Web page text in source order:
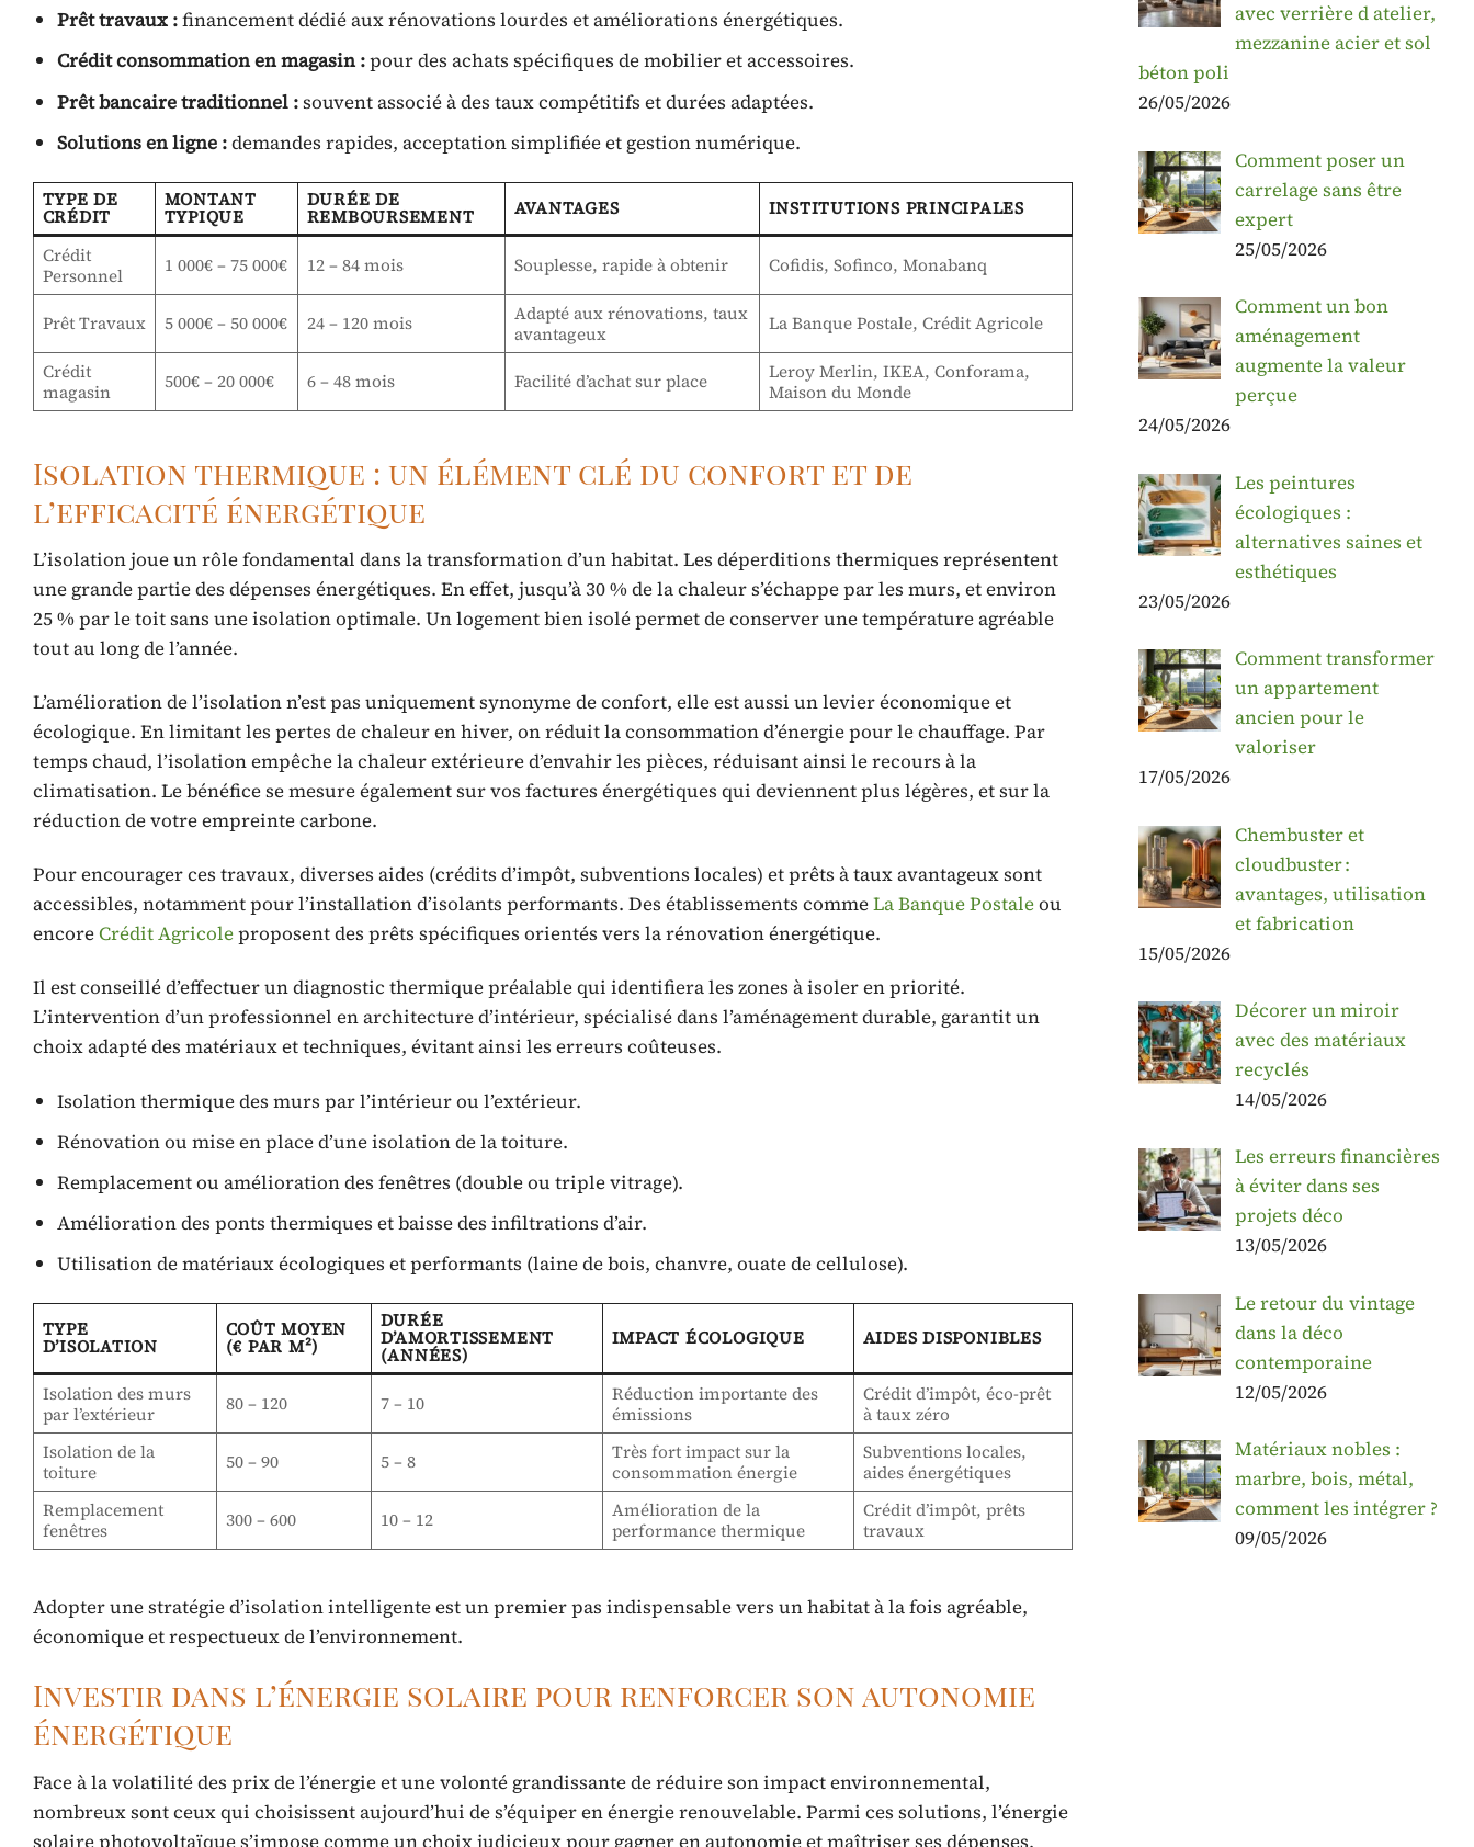
Prêt travaux :financement dédié aux rénovations lourdes et améliorations énergétiques.
Crédit consommation en magasin :pour des achats spécifiques de mobilier et accessoires.
Prêt bancaire traditionnel :souvent associé à des taux compétitifs et durées adaptées.
Solutions en ligne :demandes rapides, acceptation simplifiée et gestion numérique.
TYPE DE
CRÉDIT
MONTANT
TYPIQUE
DURÉE DE
REMBOURSEMENT AVANTAGES INSTITUTIONS PRINCIPALES
Crédit
Personnel
1 000€ – 75 000€ 12 – 84 mois Souplesse, rapide à obtenir Cofidis, Sofinco, Monabanq
Prêt Travaux 5 000€ – 50 000€ 24 – 120 mois
Adapté aux rénovations, taux
avantageux
La Banque Postale, Crédit Agricole
Crédit
magasin
500€ – 20 000€ 6 – 48 mois Facilité d’achat sur place
Leroy Merlin, IKEA, Conforama,
Maison du Monde
Isolation thermique : un élément clé du confort et de
l’efficacité énergétique
L’isolation joue un rôle fondamental dans la transformation d’un habitat. Les déperditions thermiques représentent
une grande partie des dépenses énergétiques. En effet, jusqu’à 30 % de la chaleur s’échappe par les murs, et environ
25 % par le toit sans une isolation optimale. Un logement bien isolé permet de conserver une température agréable
tout au long de l’année.
L’amélioration de l’isolation n’est pas uniquement synonyme de confort, elle est aussi un levier économique et
écologique. En limitant les pertes de chaleur en hiver, on réduit la consommation d’énergie pour le chauffage. Par
temps chaud, l’isolation empêche la chaleur extérieure d’envahir les pièces, réduisant ainsi le recours à la
climatisation. Le bénéfice se mesure également sur vos factures énergétiques qui deviennent plus légères, et sur la
réduction de votre empreinte carbone.
Pour encourager ces travaux, diverses aides (crédits d’impôt, subventions locales) et prêts à taux avantageux sont
accessibles, notamment pour l’installation d’isolants performants. Des établissements commeLa Banque Postaleou
encoreCrédit Agricoleproposent des prêts spécifiques orientés vers la rénovation énergétique.
Il est conseillé d’effectuer un diagnostic thermique préalable qui identifiera les zones à isoler en priorité.
L’intervention d’un professionnel en architecture d’intérieur, spécialisé dans l’aménagement durable, garantit un
choix adapté des matériaux et techniques, évitant ainsi les erreurs coûteuses.
Isolation thermique des murs par l’intérieur ou l’extérieur.
Rénovation ou mise en place d’une isolation de la toiture.
Remplacement ou amélioration des fenêtres (double ou triple vitrage).
Amélioration des ponts thermiques et baisse des infiltrations d’air.
Utilisation de matériaux écologiques et performants (laine de bois, chanvre, ouate de cellulose).
TYPE
D’ISOLATION
COÛT MOYEN
(€ PAR M²)
DURÉE
D’AMORTISSEMENT
(ANNÉES)
IMPACT ÉCOLOGIQUE AIDES DISPONIBLES
Isolation des murs
par l’extérieur
80 – 120 7 – 10
Réduction importante des
émissions
Crédit d’impôt, éco-prêt
à taux zéro
Isolation de la
toiture
50 – 90 5 – 8
Très fort impact sur la
consommation énergie
Subventions locales,
aides énergétiques
Remplacement
fenêtres
300 – 600 10 – 12
Amélioration de la
performance thermique
Crédit d’impôt, prêts
travaux
Adopter une stratégie d’isolation intelligente est un premier pas indispensable vers un habitat à la fois agréable,
économique et respectueux de l’environnement.
Investir dans l’énergie solaire pour renforcer son autonomie
énergétique
Face à la volatilité des prix de l’énergie et une volonté grandissante de réduire son impact environnemental,
nombreux sont ceux qui choisissent aujourd’hui de s’équiper en énergie renouvelable. Parmi ces solutions, l’énergie
solaire photovoltaïque s’impose comme un choix judicieux pour gagner en autonomie et maîtriser ses dépenses.
avec verrière d atelier,
mezzanine acier et sol
béton poli
26/05/2026
Comment poser un
carrelage sans être
expert
25/05/2026
Comment un bon
aménagement
augmente la valeur
perçue
24/05/2026
Les peintures
écologiques :
alternatives saines et
esthétiques
23/05/2026
Comment transformer
un appartement
ancien pour le
valoriser
17/05/2026
Chembuster et
cloudbuster :
avantages, utilisation
et fabrication
15/05/2026
Décorer un miroir
avec des matériaux
recyclés
14/05/2026
Les erreurs financières
à éviter dans ses
projets déco
13/05/2026
Le retour du vintage
dans la déco
contemporaine
12/05/2026
Matériaux nobles :
marbre, bois, métal,
comment les intégrer ?
09/05/2026